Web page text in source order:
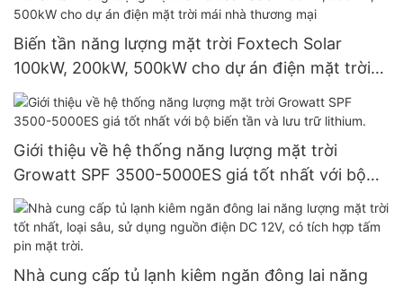
Biến tần năng lượng mặt trời Foxtech Solar
100kW, 200kW, 500kW cho dự án điện mặt trời
mái nhà thương mại
Giới thiệu về hệ thống năng lượng mặt trời
Growatt SPF 3500-5000ES giá tốt nhất với bộ
biến tần và lưu trữ lithium.
Nhà cung cấp tủ lạnh kiêm ngăn đông lai năng